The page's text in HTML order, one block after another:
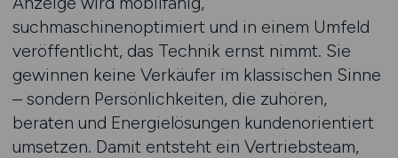
suchmaschinenoptimiert und in einem Umfeld
veröffentlicht, das Technik ernst nimmt. Sie
gewinnen keine Verkäufer im klassischen Sinne
– sondern Persönlichkeiten, die zuhören,
beraten und Energielösungen kundenorientiert
umsetzen. Damit entsteht ein Vertriebsteam,